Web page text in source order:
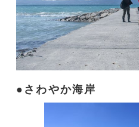
さわやか海岸